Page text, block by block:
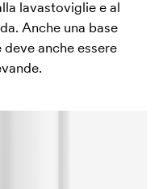
lavastoviglie e al
Anche una base
anche essere